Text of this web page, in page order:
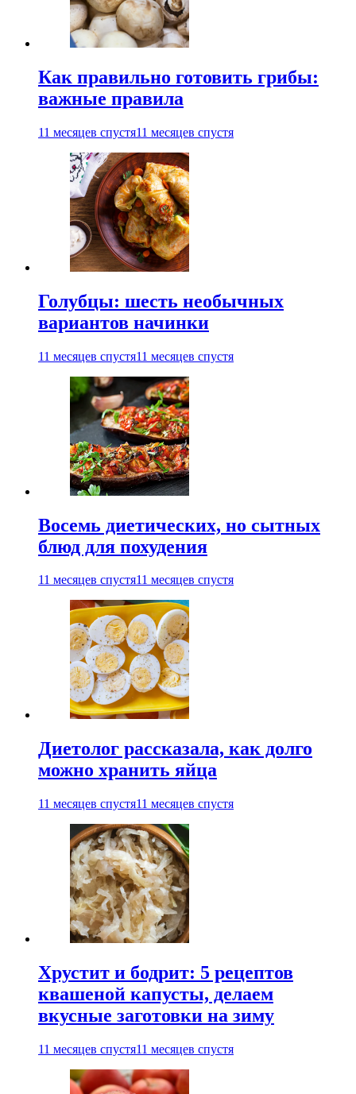
Как правильно готовить грибы:
важные правила
11 месяцев спустя11 месяцев спустя
Голубцы: шесть необычных
вариантов начинки
11 месяцев спустя11 месяцев спустя
Восемь диетических, но сытных
блюд для похудения
11 месяцев спустя11 месяцев спустя
Диетолог рассказала, как долго
можно хранить яйца
11 месяцев спустя11 месяцев спустя
Хрустит и бодрит: 5 рецептов
квашеной капусты, делаем
вкусные заготовки на зиму
11 месяцев спустя11 месяцев спустя